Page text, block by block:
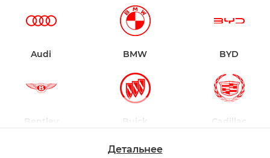
Audi BMW BYD
Bentley Buick Cadillac
Детальнее